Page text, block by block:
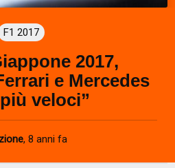
F1 2017
2017,
e Mercedes
veloci”
, 8 anni fa